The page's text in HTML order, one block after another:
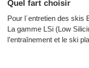
Quel fart choisir
Pour l´entretien des skis
La gamme LSi (Low
l’entraînement et le ski